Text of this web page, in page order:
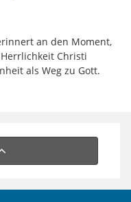
an den Moment,
Christi
als Weg zu Gott.